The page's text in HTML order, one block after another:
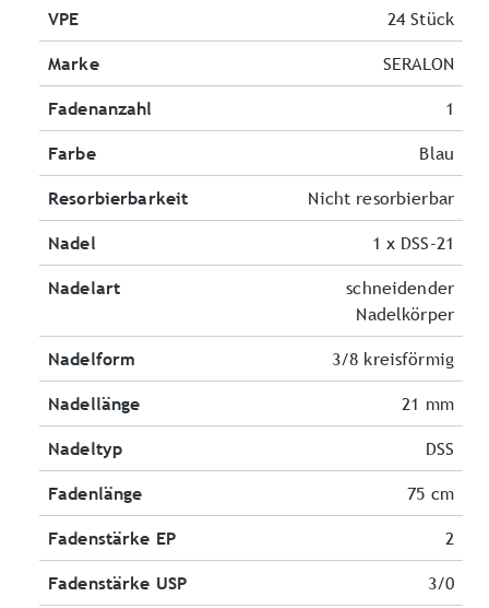
VPE 24 Stück
Marke SERALON
Fadenanzahl 1
Farbe Blau
Resorbierbarkeit Nicht resorbierbar
Nadel 1 x DSS-21
Nadelart
schneidender
Nadelkörper
Nadelform 3/8 kreisförmig
Nadellänge 21 mm
Nadeltyp DSS
Fadenlänge 75 cm
Fadenstärke EP 2
Fadenstärke USP 3/0